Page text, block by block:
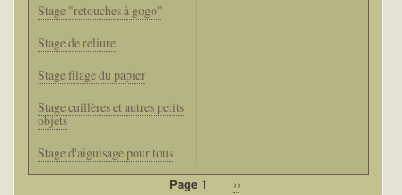
Stage "retouches à gogo"
Stage de reliure
Stage filage du papier
Stage cuillères et autres petits
objets
Stage d'aiguisage pour tous
Page 1
Page
››